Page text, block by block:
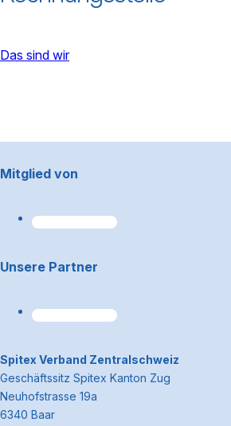
Das sind wir
Footerbereich
Mitglied von
Unsere Partner
~Kontaktinformationen
Spitex Verband Zentralschweiz
Geschäftssitz Spitex Kanton Zug
Neuhofstrasse 19a
6340 Baar